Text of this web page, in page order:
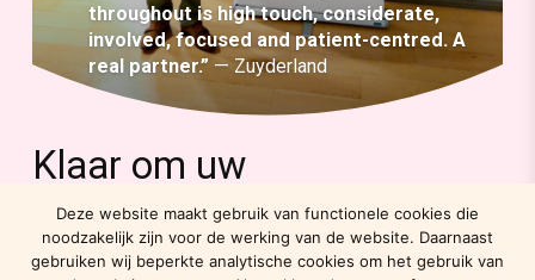
Klaar om uw
patiëntenervaring te
throughout is high touch, considerate,
involved, focused and patient-centred. A
real partner.” — Zuyderland
Deze website maakt gebruik van functionele cookies die
noodzakelijk zijn voor de werking van de website. Daarnaast
gebruiken wij beperkte analytische cookies om het gebruik van